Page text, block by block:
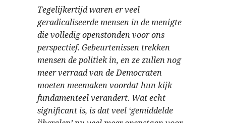
Tegelijkertijd waren er veel
geradicaliseerde mensen in de menigte
die volledig openstonden voor ons
perspectief. Gebeurtenissen trekken
mensen de politiek in, en ze zullen nog
meer verraad van de Democraten
moeten meemaken voordat hun kijk
fundamenteel verandert. Wat echt
significant is, is dat veel ‘gemiddelde